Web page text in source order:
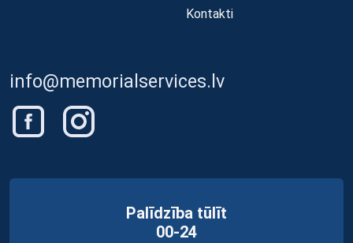
Kontakti
info@memorialservices.lv
Palīdzība tūlīt
00-24